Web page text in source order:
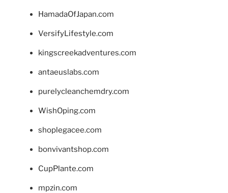
HamadaOfJapan.com
VersifyLifestyle.com
kingscreekadventures.com
antaeuslabs.com
purelycleanchemdry.com
WishOping.com
shoplegacee.com
bonvivantshop.com
CupPlante.com
mpzin.com